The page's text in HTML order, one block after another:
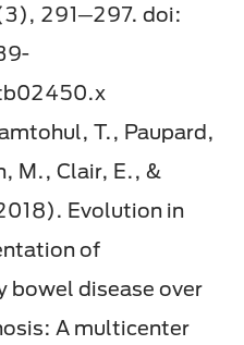
291─297. doi:
T., Paupard,
M., Clair, E., &
Evolution in
of
bowel disease over
A multicenter